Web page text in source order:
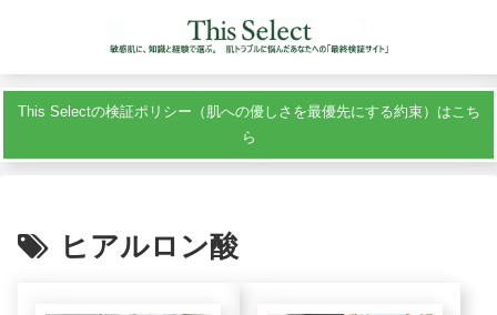
This Selectの検証ポリシー（肌への優しさを最優先にする約束）はこち
ら
ヒアルロン酸